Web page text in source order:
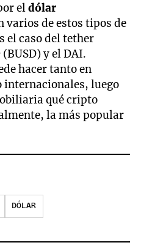
eldólar
varios de estos tipos de
el caso del tether
y el DAI.
hacer tanto en
internacionales, luego
qué cripto
la más popular
DÓLAR